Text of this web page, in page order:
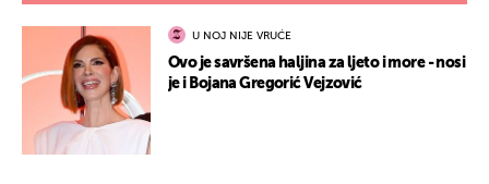
U NOJ NIJE VRUĆE
Ovo je savršena haljina za ljeto i more - nosi
je i Bojana Gregorić Vejzović